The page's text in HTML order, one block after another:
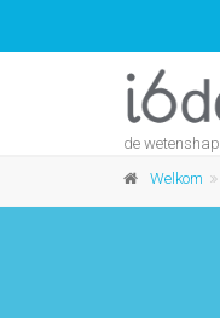
de
Welkom